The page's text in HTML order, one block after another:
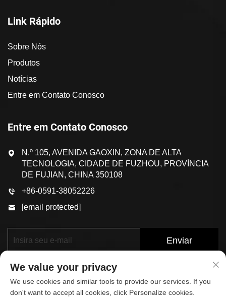
Link Rápido
Sobre Nós
Produtos
Notícias
Entre em Contato Conosco
Entre em Contato Conosco
N.º 105, AVENIDA GAOXIN, ZONA DE ALTA
TECNOLOGIA, CIDADE DE FUZHOU, PROVÍNCIA
DE FUJIAN, CHINA 350108
+86-0591-38052226
[email protected]
Enviar
We value your privacy
We use cookies and similar tools to provide our services. If you
don't want to accept all cookies, click Personalize cookies.